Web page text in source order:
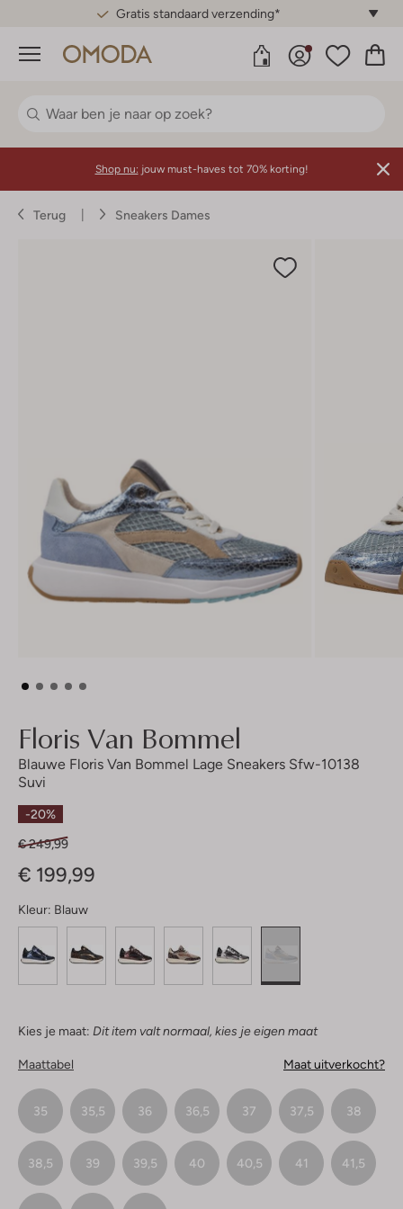
Gratis standaard verzending*
Menu
Shop nu: jouw must-haves tot 70% korting!
Terug Sneakers Dames
Floris Van Bommel
Blauwe Floris Van Bommel Lage Sneakers Sfw-10138
Suvi
-20%
€ 249,99
€ 199,99
Kleur: Blauw
Kies je maat: Dit item valt normaal, kies je eigen maat
Maattabel Maat uitverkocht?
35 35,5 36 36,5 37 37,5 38
38,5 39 39,5 40 40,5 41 41,5